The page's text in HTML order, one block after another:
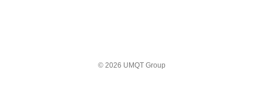
© 2026 UMQT Group